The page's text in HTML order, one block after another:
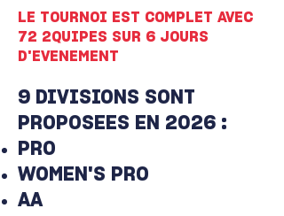
LE TOURNOI EST COMPLET AVEC
72 2QUIPES SUR 6 JOURS
D'EVENEMENT
9 DIVISIONS SONT
PROPOSEES EN 2026 :
PRO
WOMEN'S PRO
AA